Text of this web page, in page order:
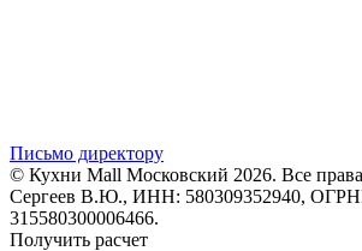
Письмо директору
© Кухни Mall Московский 2026. Все
Сергеев В.Ю., ИНН: 580309352940,
315580300006466.
Получить расчет